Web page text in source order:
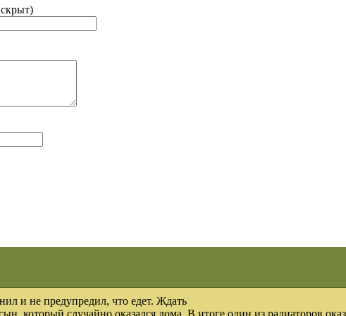
и не предупредил, что едет. Ждать
который случайно оказался дома. В итоге один из радиаторов